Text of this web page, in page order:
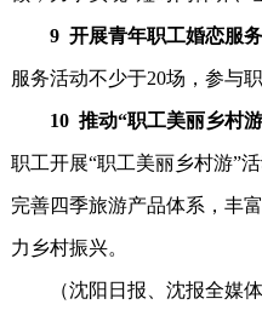
9 开展青年职工婚恋服务
服务活动不少于20场，参与
10 推动“职工美丽乡村游
职工开展“职工美丽乡村游”
完善四季旅游产品体系，丰
力乡村振兴。
（沈阳日报、沈报全媒体